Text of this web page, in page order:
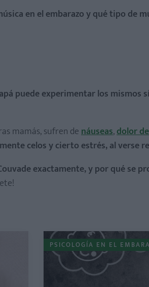
en el embarazo y qué tipo de
puede experimentar los mismos
mamás, sufren denáuseas,dolor
celos y cierto estrés, al verse
exactamente, y por qué se
PSICOLOGÍA EN EL